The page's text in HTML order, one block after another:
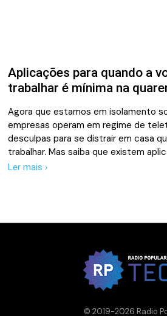
Aplicações para quando a
trabalhar é mínima na
Agora que estamos em isolamento
empresas operam em regime de
desculpas para se distrair em casa
trabalhar. Mas saiba que existem
Ler mais ›
© 2019-2026 Radio